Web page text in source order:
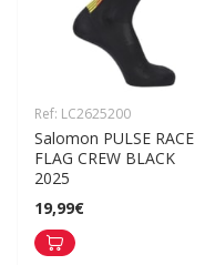
Ref: LC2625200
Salomon PULSE RACE
FLAG CREW BLACK
2025
19,99€